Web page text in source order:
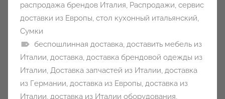
распродажа брендов Италия, Распродажи, сервис
доставки из Европы, стол кухонный итальянский,
Сумки
беспошлинная доставка, доставить мебель из
Италии, доставка, доставка брендовой одежды из
Италии, Доставка запчастей из Италии, доставка
из Германии, доставка из Европы, доставка из
Италии, доставка из Италии оборудования,